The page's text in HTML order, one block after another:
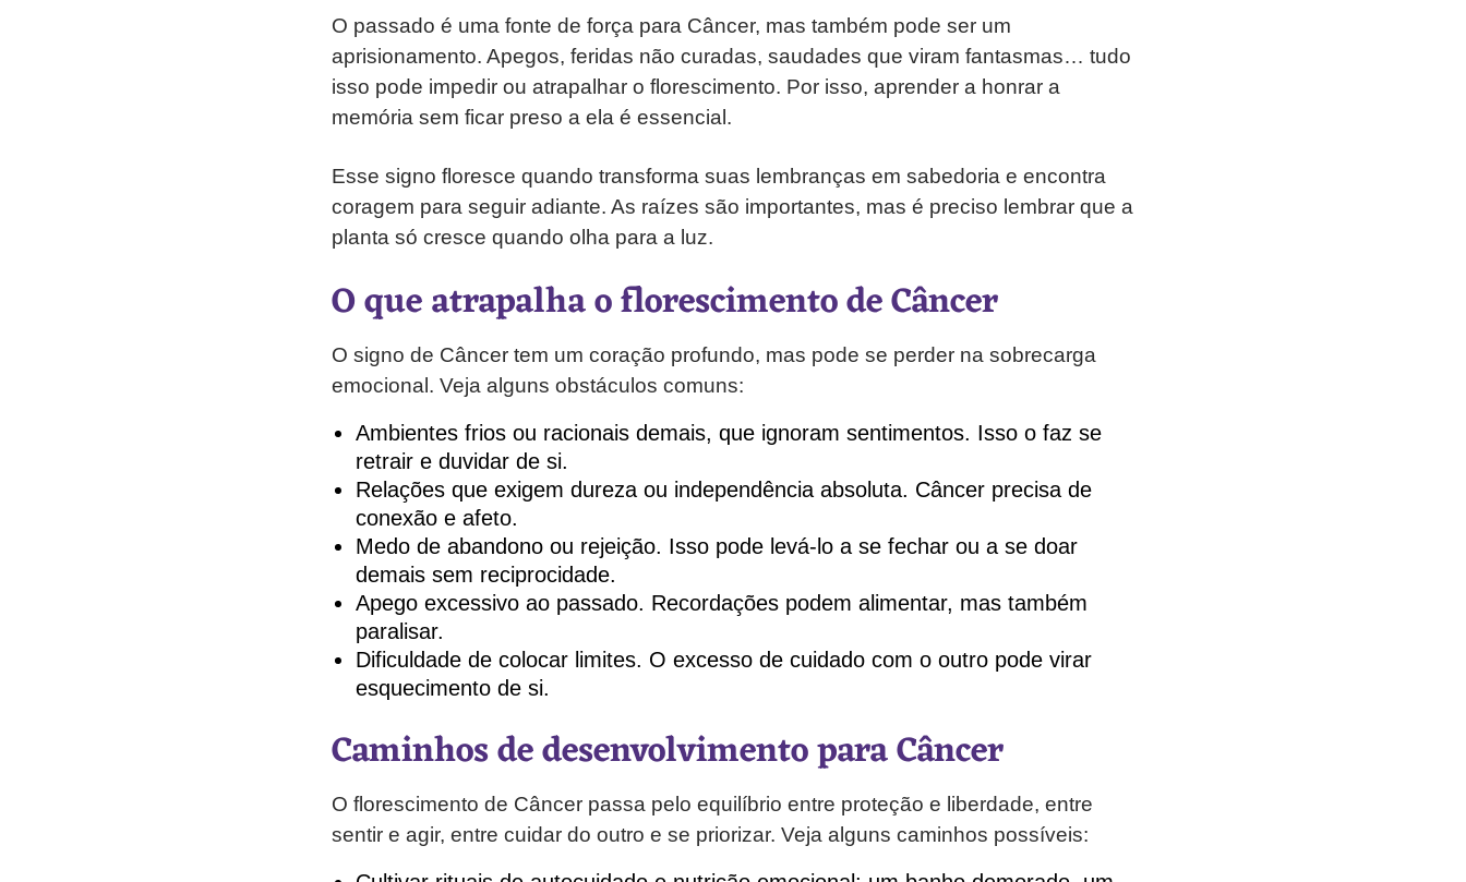
O passado é uma fonte de força para Câncer, mas também pode ser um
aprisionamento. Apegos, feridas não curadas, saudades que viram fantasmas… tudo
isso pode impedir ou atrapalhar o florescimento. Por isso, aprender a honrar a
memória sem ficar preso a ela é essencial.
Esse signo floresce quando transforma suas lembranças em sabedoria e encontra
coragem para seguir adiante. As raízes são importantes, mas é preciso lembrar que a
planta só cresce quando olha para a luz.
O que atrapalha o florescimento de Câncer
O signo de Câncer tem um coração profundo, mas pode se perder na sobrecarga
emocional. Veja alguns obstáculos comuns:
Ambientes frios ou racionais demais, que ignoram sentimentos. Isso o faz se
retrair e duvidar de si.
Relações que exigem dureza ou independência absoluta. Câncer precisa de
conexão e afeto.
Medo de abandono ou rejeição. Isso pode levá-lo a se fechar ou a se doar
demais sem reciprocidade.
Apego excessivo ao passado. Recordações podem alimentar, mas também
paralisar.
Dificuldade de colocar limites. O excesso de cuidado com o outro pode virar
esquecimento de si.
Caminhos de desenvolvimento para Câncer
O florescimento de Câncer passa pelo equilíbrio entre proteção e liberdade, entre
sentir e agir, entre cuidar do outro e se priorizar. Veja alguns caminhos possíveis: